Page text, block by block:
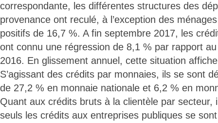
correspondante, les différentes structures des
provenance ont reculé, à l’exception des
positifs de 16,7 %. A fin septembre 2017, les
ont connu une régression de 8,1 % par rapport
2016. En glissement annuel, cette situation
S’agissant des crédits par monnaies, ils se sont
de 27,2 % en monnaie nationale et 6,2 % en
Quant aux crédits bruts à la clientèle par secteur,
seuls les crédits aux entreprises publiques se